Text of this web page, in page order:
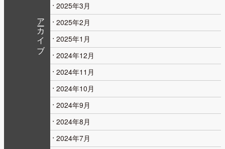
アーカイブ
2025年3月
2025年2月
2025年1月
2024年12月
2024年11月
2024年10月
2024年9月
2024年8月
2024年7月